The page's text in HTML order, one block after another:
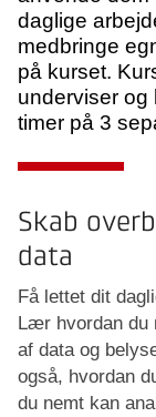
daglige
medbringe
på kurset.
underviser og
timer på 3
Skab
data
Få lettet dit
Lær hvordan du
af data og
også, hvordan
du nemt kan